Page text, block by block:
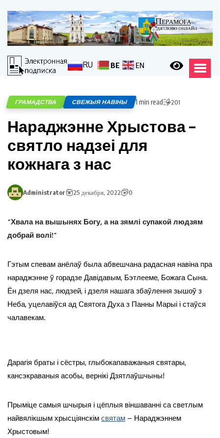
RU BE EN
ГРАМАДСТВА СВЕЖЫЯ НАВІНЫ 1 min read 201
Нараджэнне Хрыстова –
святло надзеі для
кожнага з нас
Administrator 25 декабря, 2022 0
“Хвала на вышынях Богу, а на зямлі супакой людзям
добрай волі!”
Гэтым спевам анёлаў была абвешчана радасная навіна пра
нараджэнне ў горадзе Давідавым, Бэтлееме, Божага Сына.
Ён дзеля нас, людзей, і дзеля нашага збаўлення зышоў з
Неба, уцелавіўся ад Святога Духа з Панны Марыі і стаўся
чалавекам.
Дарагія браты і сёстры, глыбокапаважаныя святары,
кансэкраваныя асобы, вернікі Дзятлаўшчыны!
Прыміце самыя шчырыя і цёплыя віншаванні са светлым
найвялікшым хрысціянскім святам – Нараджэннем
Хрыстовым!